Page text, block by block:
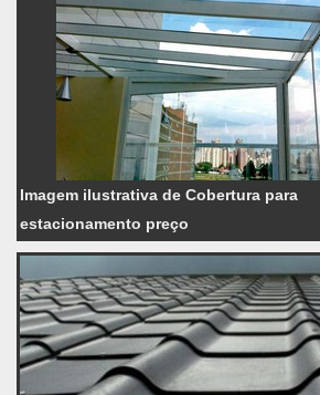
Imagem ilustrativa de Cobertura para
estacionamento preço